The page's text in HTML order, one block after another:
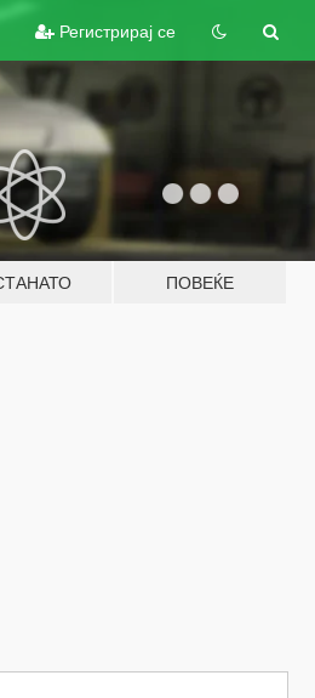
Регистрирај се
ПОВЕЌЕ